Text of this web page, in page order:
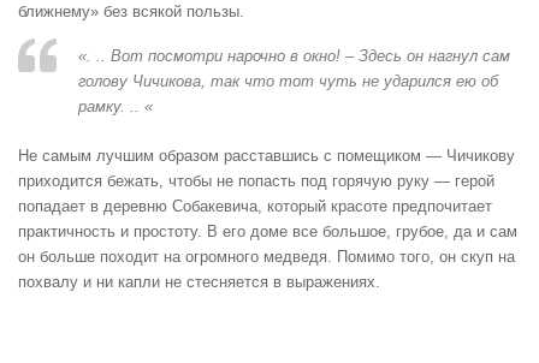
ближнему» без всякой пользы.
«. .. Вот посмотри нарочно в окно! – Здесь он нагнул сам
голову Чичикова, так что тот чуть не ударился ею об
рамку. .. «
Не самым лучшим образом расставшись с помещиком — Чичикову
приходится бежать, чтобы не попасть под горячую руку — герой
попадает в деревню Собакевича, который красоте предпочитает
практичность и простоту. В его доме все большое, грубое, да и сам
он больше походит на огромного медведя. Помимо того, он скуп на
похвалу и ни капли не стесняется в выражениях.